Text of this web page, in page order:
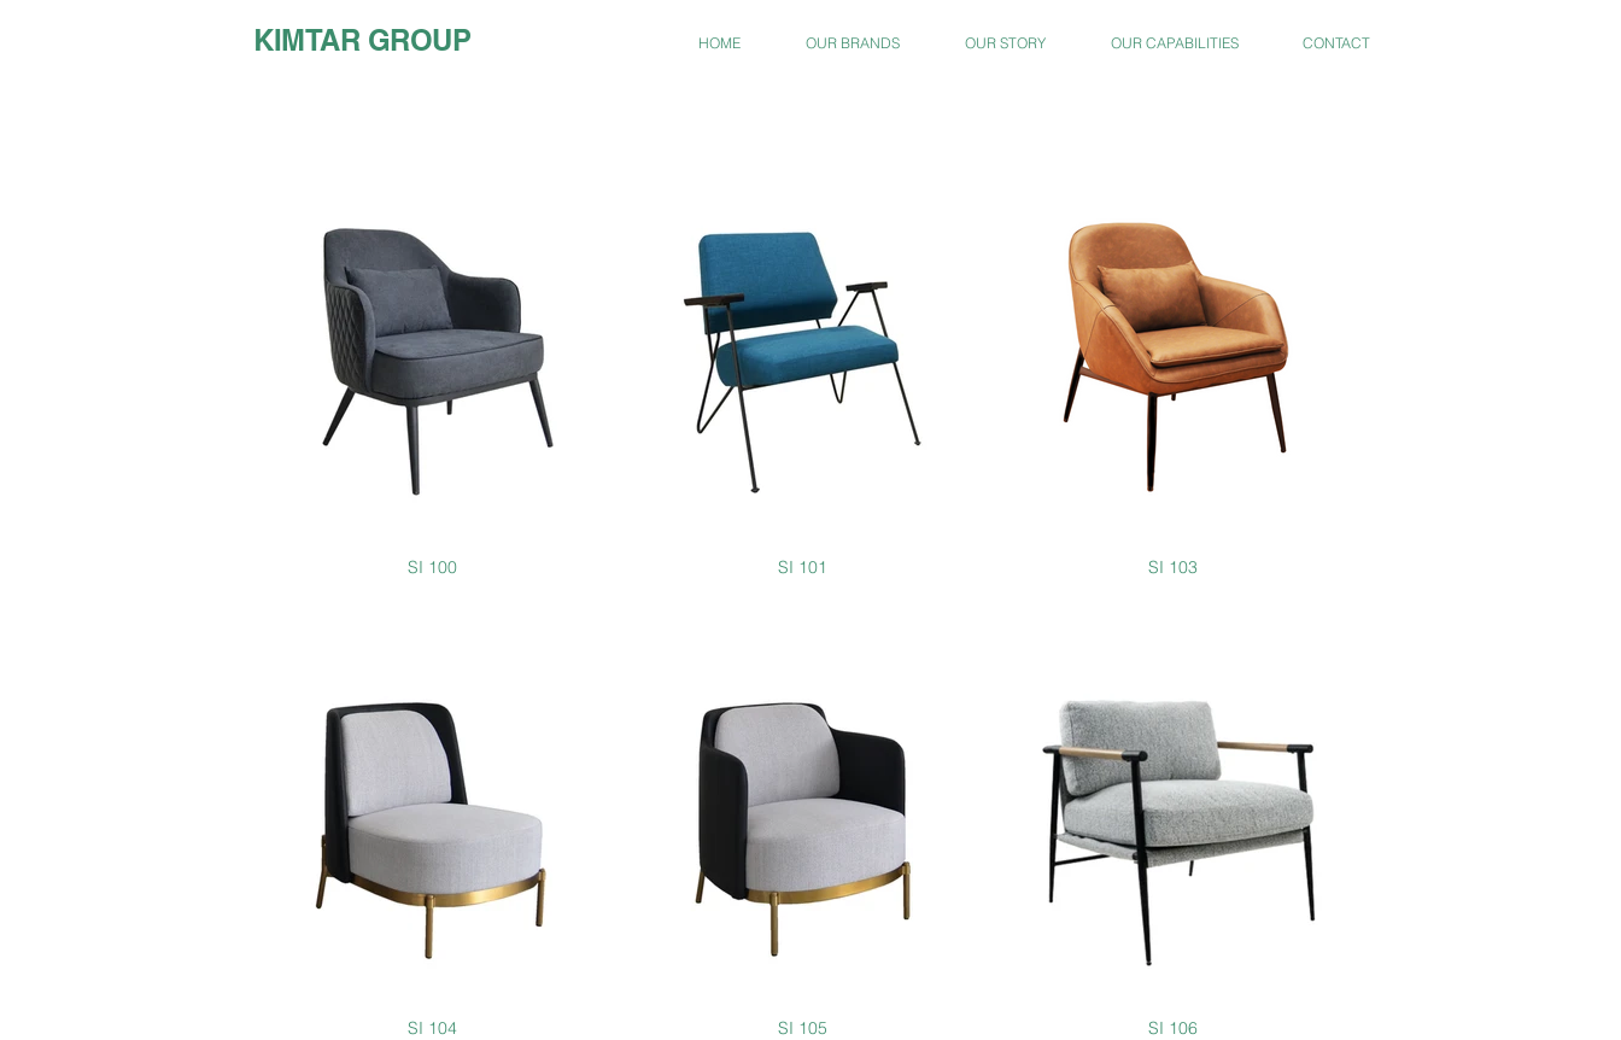
KIMTAR GROUP HOME OUR BRANDS OUR STORY OUR CAPABILITIES CONTACT
SI 100 SI 101 SI 103
SI 104 SI 105 SI 106